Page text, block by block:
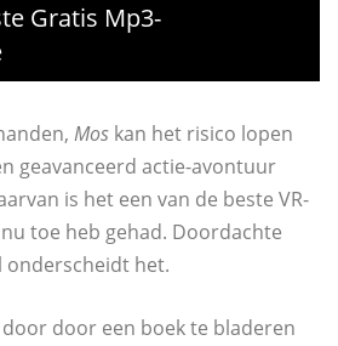
Gratis Mp3-
Mos kan het risico lopen
geavanceerd actie-avontuur
is het een van de beste VR-
toe heb gehad. Doordachte
het.
door door een boek te bladeren